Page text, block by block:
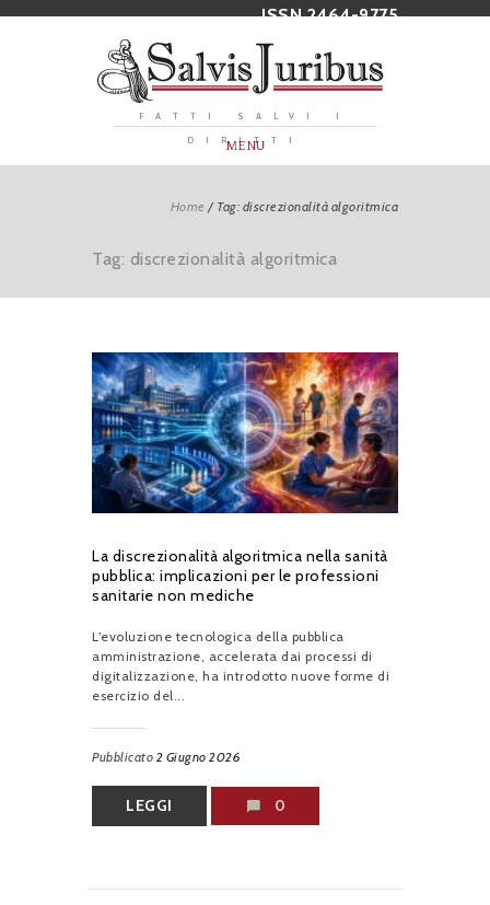
ISSN 2464-9775
FATTI SALVI I
DIRITTI
MENU
Home / Tag: discrezionalità algoritmica
Tag: discrezionalità algoritmica
La discrezionalità algoritmica nella sanità
pubblica: implicazioni per le professioni
sanitarie non mediche
L’evoluzione tecnologica della pubblica
amministrazione, accelerata dai processi di
digitalizzazione, ha introdotto nuove forme di
esercizio del...
Pubblicato 2 Giugno 2026
LEGGI 0